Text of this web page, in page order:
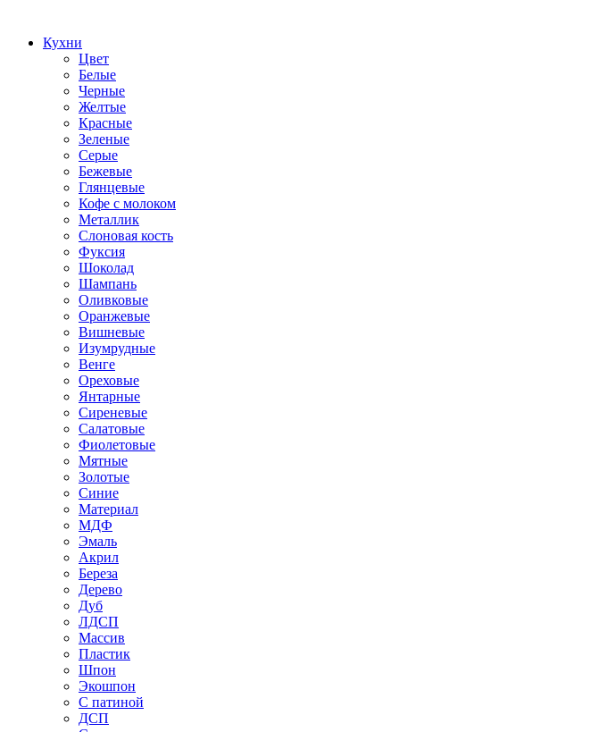
Кухни
Цвет
Белые
Черные
Желтые
Красные
Зеленые
Серые
Бежевые
Глянцевые
Кофе с молоком
Металлик
Слоновая кость
Фуксия
Шоколад
Шампань
Оливковые
Оранжевые
Вишневые
Изумрудные
Венге
Ореховые
Янтарные
Сиреневые
Салатовые
Фиолетовые
Мятные
Золотые
Синие
Материал
МДФ
Эмаль
Акрил
Береза
Дерево
Дуб
ЛДСП
Массив
Пластик
Шпон
Экошпон
С патиной
ДСП